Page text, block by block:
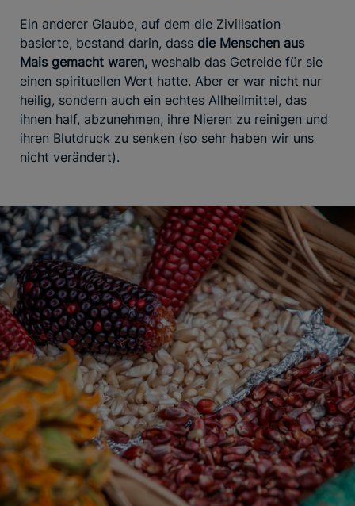
Ein anderer Glaube, auf dem die Zivilisation
basierte, bestand darin, dass die Menschen aus
Mais gemacht waren, weshalb das Getreide für sie
einen spirituellen Wert hatte. Aber er war nicht nur
heilig, sondern auch ein echtes Allheilmittel, das
ihnen half, abzunehmen, ihre Nieren zu reinigen und
ihren Blutdruck zu senken (so sehr haben wir uns
nicht verändert).